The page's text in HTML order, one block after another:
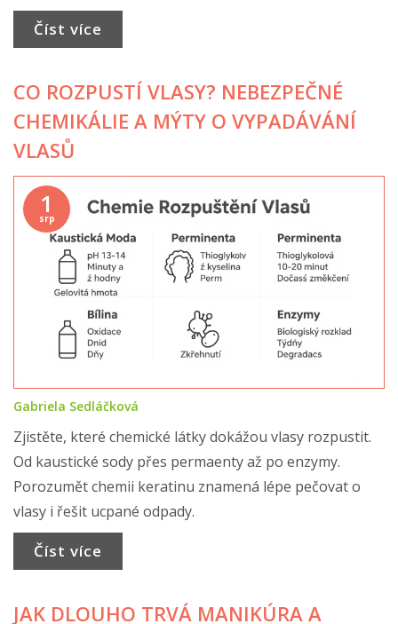
Číst více
CO ROZPUSTÍ VLASY? NEBEZPEČNÉ
CHEMIKÁLIE A MÝTY O VYPADÁVÁNÍ
VLASŮ
1
srp
Gabriela Sedláčková
Zjistěte, které chemické látky dokážou vlasy rozpustit.
Od kaustické sody přes permaenty až po enzymy.
Porozumět chemii keratinu znamená lépe pečovat o
vlasy i řešit ucpané odpady.
Číst více
JAK DLOUHO TRVÁ MANIKÚRA A